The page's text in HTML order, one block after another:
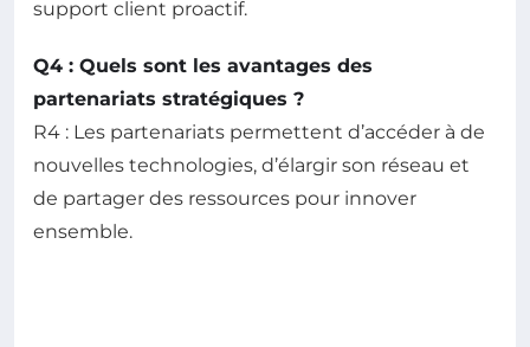
support client proactif.
Q4 : Quels sont les avantages des
partenariats stratégiques ?
R4 : Les partenariats permettent d’accéder à de
nouvelles technologies, d’élargir son réseau et
de partager des ressources pour innover
ensemble.